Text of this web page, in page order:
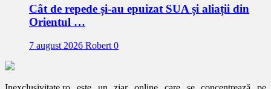
Cât de repede și-au epuizat SUA și aliații din
Orientul …
7 august 2026 Robert 0